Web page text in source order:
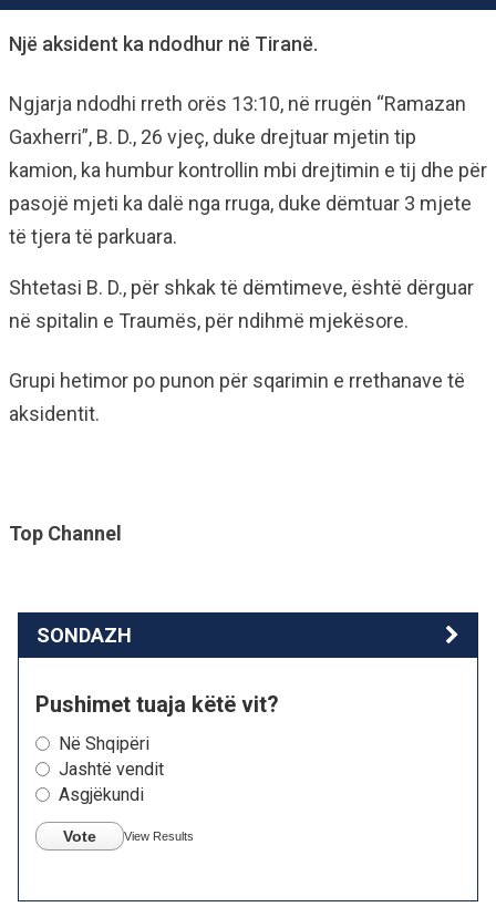
Një aksident ka ndodhur në Tiranë.
Ngjarja ndodhi rreth orës 13:10, në rrugën “Ramazan
Gaxherri”, B. D., 26 vjeç, duke drejtuar mjetin tip
kamion, ka humbur kontrollin mbi drejtimin e tij dhe për
pasojë mjeti ka dalë nga rruga, duke dëmtuar 3 mjete
të tjera të parkuara.
Shtetasi B. D., për shkak të dëmtimeve, është dërguar
në spitalin e Traumës, për ndihmë mjekësore.
Grupi hetimor po punon për sqarimin e rrethanave të
aksidentit.
Top Channel
SONDAZH
Pushimet tuaja këtë vit?
Në Shqipëri
Jashtë vendit
Asgjëkundi
Vote View Results